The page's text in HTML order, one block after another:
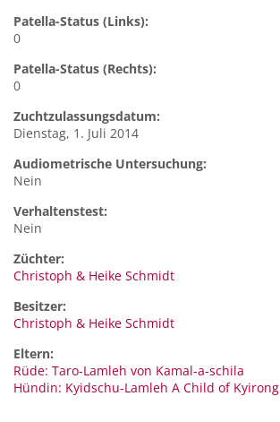
Patella-Status (Links):
0
Patella-Status (Rechts):
0
Zuchtzulassungsdatum:
Dienstag, 1. Juli 2014
Audiometrische Untersuchung:
Nein
Verhaltenstest:
Nein
Züchter:
Christoph & Heike Schmidt
Besitzer:
Christoph & Heike Schmidt
Eltern:
Rüde: Taro-Lamleh von Kamal-a-schila
Hündin: Kyidschu-Lamleh A Child of Kyirong